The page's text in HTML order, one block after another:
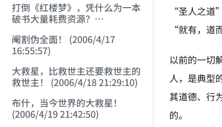
打倒《红楼梦》，凭什么为一本
破书大量耗费资源？
阉割伪全面！ (2006/4/17
16:55:57)
大救星，比救世主还要救世主的
救世主！ (2006/4/18 21:29:10)
布什，当今世界的大救星！
(2006/4/19 21:42:50)
“圣人之道
“就有，道
以前的一切
人，是典型
其道德、行
的。